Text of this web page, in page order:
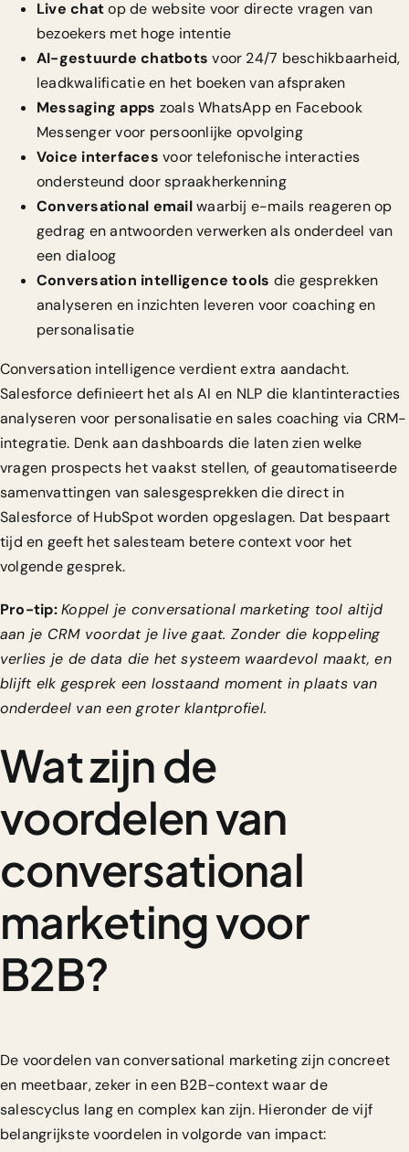
Live chatop de website voor directe vragen van
bezoekers met hoge intentie
AI-gestuurde chatbots voor 24/7 beschikbaarheid,
leadkwalificatie en het boeken van afspraken
Messaging apps zoals WhatsApp en Facebook
Messenger voor persoonlijke opvolging
Voice interfaces voor telefonische interacties
ondersteund door spraakherkenning
Conversational emailwaarbij e-mails reageren op
gedrag en antwoorden verwerken als onderdeel van
een dialoog
Conversation intelligence tools die gesprekken
analyseren en inzichten leveren voor coaching en
personalisatie
Conversation intelligence verdient extra aandacht.
Salesforce definieert het alsAI en NLP die klantinteracties
analyseren voor personalisatie en sales coaching via CRM-
integratie. Denk aan dashboards die laten zien welke
vragen prospects het vaakst stellen, of geautomatiseerde
samenvattingen van salesgesprekken die direct in
Salesforce of HubSpot worden opgeslagen. Dat bespaart
tijd en geeft het salesteam betere context voor het
volgende gesprek.
Pro-tip: Koppel je conversational marketing tool altijd
aan je CRM voordat je live gaat. Zonder die koppeling
verlies je de data die het systeem waardevol maakt, en
blijft elk gesprek een losstaand moment in plaats van
onderdeel van een groter klantprofiel.
Wat zijn de
voordelen van
conversational
marketing voor
B2B?
De voordelen van conversational marketing zijn concreet
en meetbaar, zeker in een B2B-context waar de
salescyclus lang en complex kan zijn. Hieronder de vijf
belangrijkste voordelen in volgorde van impact: